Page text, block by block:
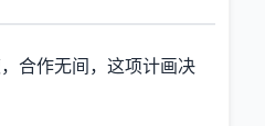
合作无间，这项计画决